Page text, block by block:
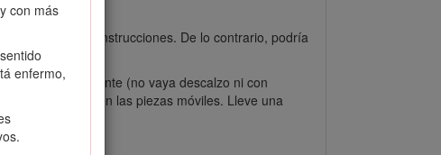
con más
enfermo,
en las instrucciones. De lo contrario, podría
y antideslizante (no vaya descalzo ni con
atrapadas en las piezas móviles. Lleve una